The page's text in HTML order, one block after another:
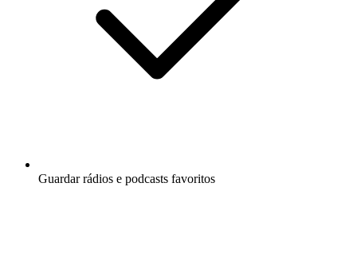
Guardar rádios e podcasts favoritos